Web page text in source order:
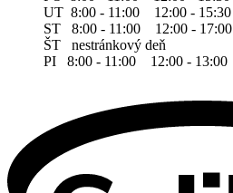
UT 8:00 - 11:00 12:00 - 15:30
ST 8:00 - 11:00 12:00 - 17:00
ŠT nestránkový deň
PI 8:00 - 11:00 12:00 - 13:00